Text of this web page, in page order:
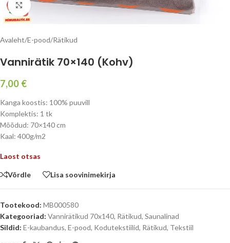
Kliki suurendamiseks
Avaleht/E-pood/Rätikud
Vannirätik 70×140 (Kohv)
7,00 €
Kanga koostis: 100% puuvill
Komplektis: 1 tk
Mõõdud: 70×140 cm
Kaal: 400g/m2
Laost otsas
Võrdle Lisa soovinimekirja
Tootekood: MB000580
Kategooriad: Vannirätikud 70x140, Rätikud, Saunalinad
Sildid: E-kaubandus, E-pood, Kodutekstiilid, Rätikud, Tekstiil